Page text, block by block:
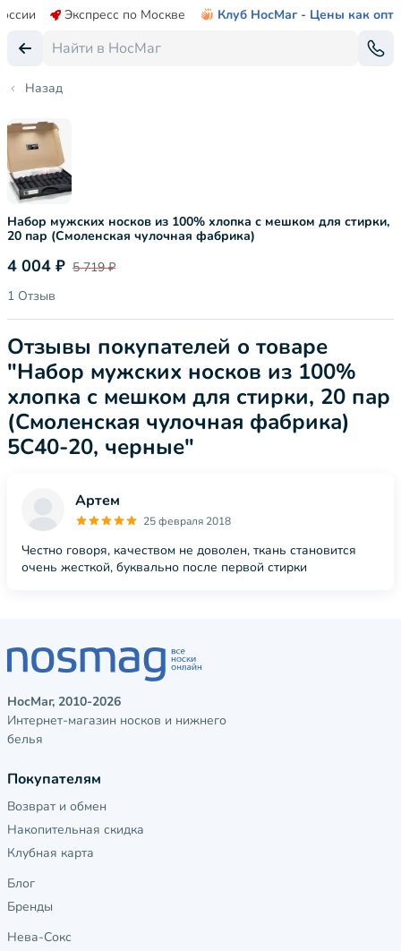
Экспресс по Москве Клуб НосМаг - Цены как опт
Назад
Набор мужских носков из 100% хлопка с мешком для стирки,
20 пар (Смоленская чулочная фабрика)
4 004 ₽ 5 719 ₽
1 Отзыв
Отзывы покупателей о товаре
"Набор мужских носков из 100%
хлопка с мешком для стирки, 20 пар
(Смоленская чулочная фабрика)
5С40-20, черные"
Артем
25 февраля 2018
Честно говоря, качеством не доволен, ткань становится
очень жесткой, буквально после первой стирки
НосМаг, 2010-2026
Интернет-магазин носков и нижнего
белья
Покупателям
Возврат и обмен
Накопительная скидка
Клубная карта
Блог
Бренды
Нева-Сокс